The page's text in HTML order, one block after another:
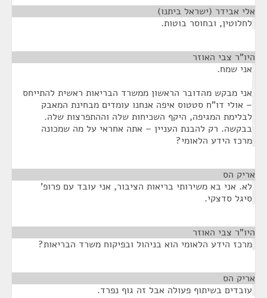
אלי אבידר (ישראל ביתנו)
לחלוטין, ובחוסר בוטות.
היו"ר צבי האוזר
אני שמח.
אני מבקש מהדובר הראשון ממשרד הבריאות ראשית להתייחס
– אולי דו"ח סטטוס איפה אנחנו עומדים מבחינת המאבק
לבלימת המגיפה, היקף השכיחות שלה וההתפרצות שלה.
בבקשה. רק להבנת העניין – אתה אחראי על מה שמכונה
מרכז הידע הלאומי?
אריק הס
לא. אני בא משירותי בריאות הציבור, אני עובד עם פרופ'
סיגל סדצקי.
היו"ר צבי האוזר
מרכז הידע הלאומי הוא בניהול ובפיקוח משרד הבריאות?
אריק הס
עובדים בשיתוף פעולה אבל זה גוף נפרד.